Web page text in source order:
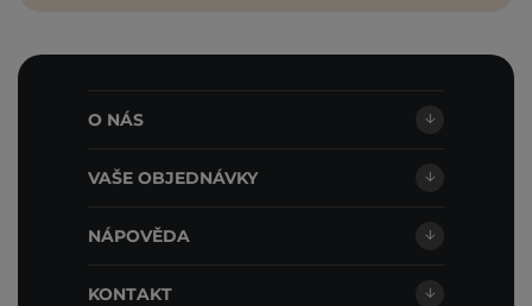
O NÁS
VAŠE OBJEDNÁVKY
NÁPOVĚDA
KONTAKT